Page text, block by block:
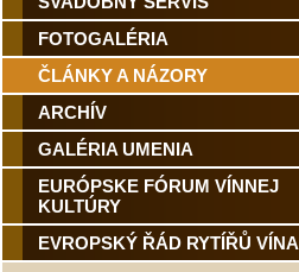
FOTOGALÉRIA
ČLÁNKY A NÁZORY
ARCHÍV
GALÉRIA UMENIA
EURÓPSKE FÓRUM VÍNNEJ
KULTÚRY
EVROPSKÝ ŘÁD RYTÍŘŮ VÍNA